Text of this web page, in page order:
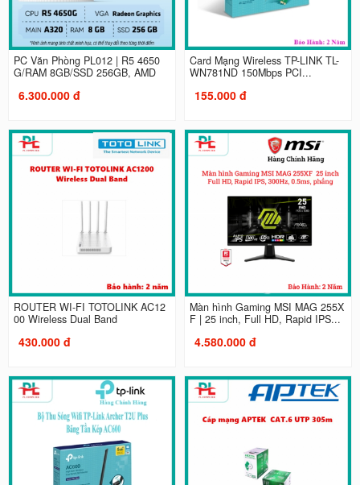
PC Văn Phòng PL012 | R5 4650
G/RAM 8GB/SSD 256GB, AMD
6.300.000 đ
Card Mạng Wireless TP-LINK TL-
WN781ND 150Mbps PCI...
155.000 đ
ROUTER WI-FI TOTOLINK AC12
00 Wireless Dual Band
430.000 đ
Màn hình Gaming MSI MAG 255X
F | 25 inch, Full HD, Rapid IPS...
4.580.000 đ